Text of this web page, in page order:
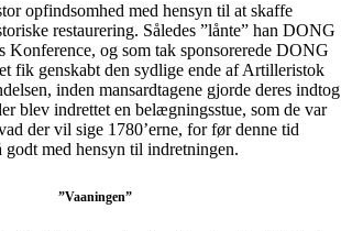
opfindsomhed med hensyn til at skaffe
restaurering. Således ”lånte” han DONG
Konference, og som tak sponsorerede DONG
fik genskabt den sydlige ende af Artilleristok
inden mansardtagene gjorde deres indtog
blev indrettet en belægningsstue, som de var
der vil sige 1780’erne, for før denne tid
med hensyn til indretningen.
”Vaaningen”